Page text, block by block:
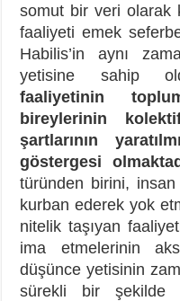
somut bir veri olarak
faaliyeti emek
Habilis’in aynı
yetisine sahip
faaliyetinin
bireylerinin
şartlarının
göstergesi
türünden birini, insan
kurban ederek yok
nitelik taşıyan
ima etmelerinin
düşünce yetisinin
sürekli bir şekilde